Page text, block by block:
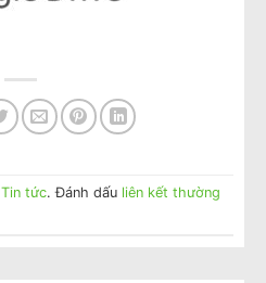
Tin tức. Đánh dấu liên kết thường